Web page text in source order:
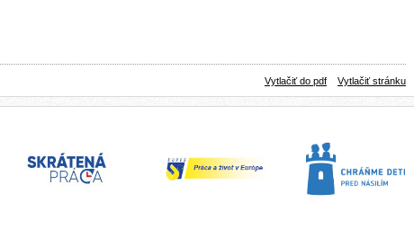
Vytlačiť do pdf Vytlačiť stránku